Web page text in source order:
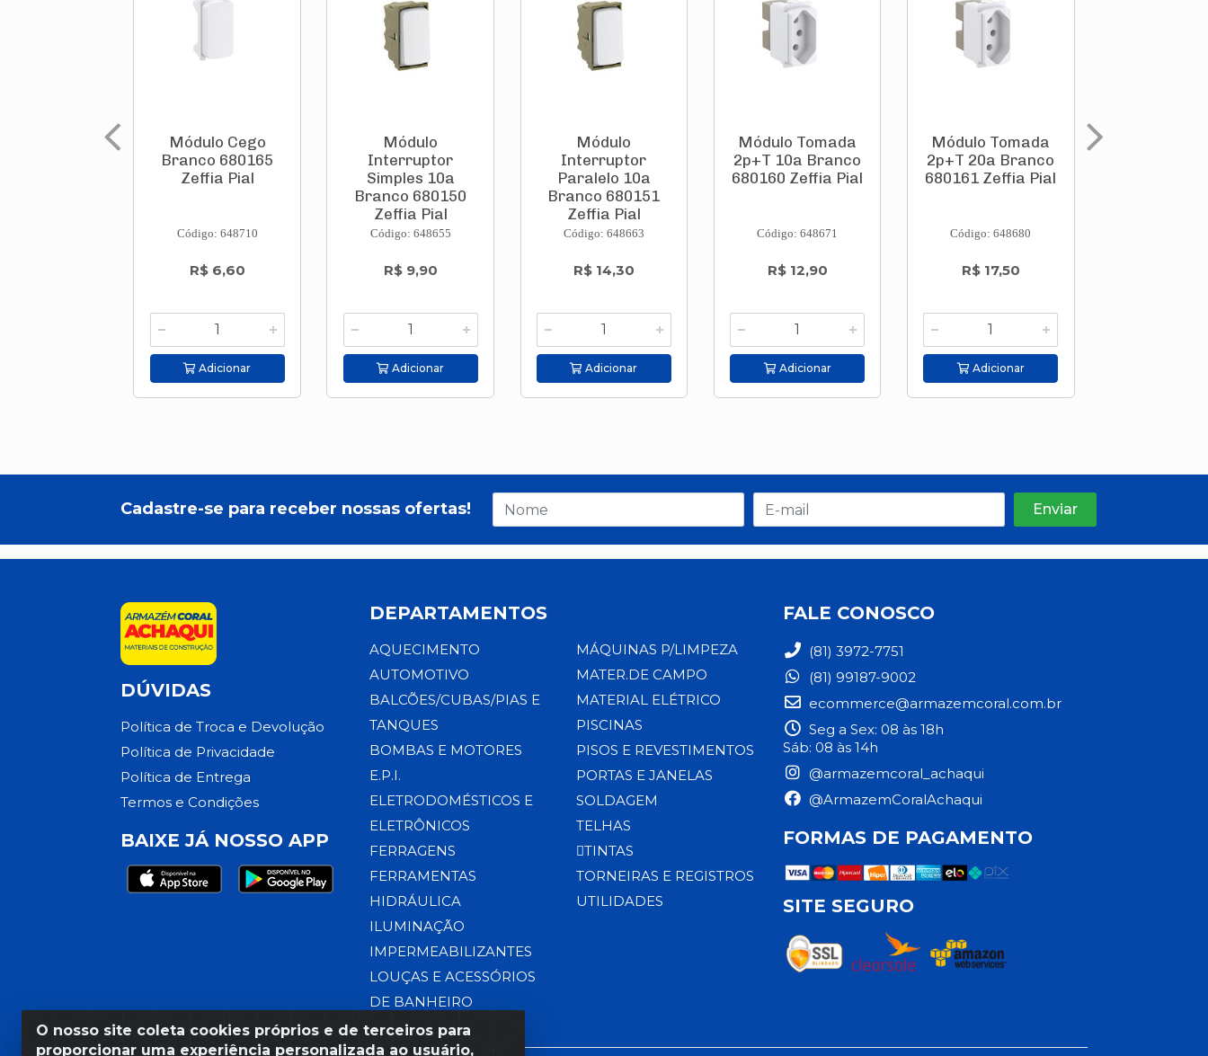
Módulo Cego
Branco 680165
Zeffia Pial
Código: 648710
R$ 6,60
Adicionar
Módulo
Interruptor
Simples 10a
Branco 680150
Zeffia Pial
Código: 648655
R$ 9,90
Adicionar
Módulo
Interruptor
Paralelo 10a
Branco 680151
Zeffia Pial
Código: 648663
R$ 14,30
Adicionar
Módulo Tomada
2p+T 10a Branco
680160 Zeffia Pial
Código: 648671
R$ 12,90
Adicionar
Módulo Tomada
2p+T 20a Branco
680161 Zeffia Pial
Código: 648680
R$ 17,50
Adicionar
O nosso site coleta cookies próprios e de terceiros para
proporcionar uma experiência personalizada ao usuário,
Cadastre-se para receber nossas ofertas!
DÚVIDAS
Política de Troca e Devolução
Política de Privacidade
Política de Entrega
Termos e Condições
BAIXE JÁ NOSSO APP
DEPARTAMENTOS
AQUECIMENTO
AUTOMOTIVO
BALCÕES/CUBAS/PIAS E
TANQUES
BOMBAS E MOTORES
E.P.I.
ELETRODOMÉSTICOS E
ELETRÔNICOS
FERRAGENS
FERRAMENTAS
HIDRÁULICA
ILUMINAÇÃO
IMPERMEABILIZANTES
LOUÇAS E ACESSÓRIOS
DE BANHEIRO
MÁQUINAS P/LIMPEZA
MATER.DE CAMPO
MATERIAL ELÉTRICO
PISCINAS
PISOS E REVESTIMENTOS
PORTAS E JANELAS
SOLDAGEM
TELHAS
TINTAS
TORNEIRAS E REGISTROS
UTILIDADES
FALE CONOSCO
(81) 3972-7751
(81) 99187-9002
ecommerce@armazemcoral.com.br
Seg a Sex: 08 às 18h
Sáb: 08 às 14h
@armazemcoral_achaqui
@ArmazemCoralAchaqui
FORMAS DE PAGAMENTO
SITE SEGURO